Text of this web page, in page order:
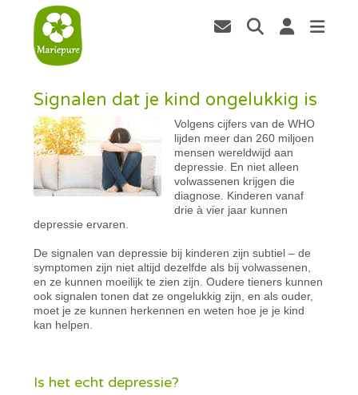
Signalen dat je kind ongelukkig is
Volgens cijfers van de WHO
lijden meer dan 260 miljoen
mensen wereldwijd aan
depressie. En niet alleen
volwassenen krijgen die
diagnose. Kinderen vanaf
drie à vier jaar kunnen
depressie ervaren.
De signalen van depressie bij kinderen zijn subtiel – de
symptomen zijn niet altijd dezelfde als bij volwassenen,
en ze kunnen moeilijk te zien zijn. Oudere tieners kunnen
ook signalen tonen dat ze ongelukkig zijn, en als ouder,
moet je ze kunnen herkennen en weten hoe je je kind
kan helpen.
Is het echt depressie?